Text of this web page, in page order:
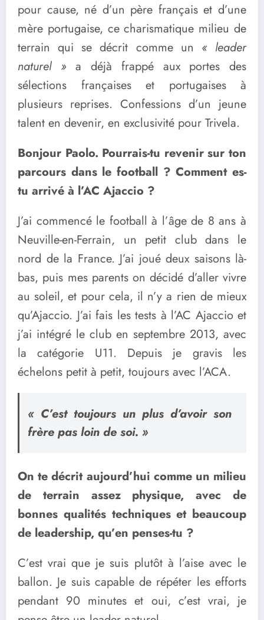
pour cause, né d’un père français et d’une
mère portugaise, ce charismatique milieu de
terrain qui se décrit comme un « leader
naturel »a déjà frappé aux portes des
sélections françaises et portugaises à
plusieurs reprises. Confessions d’un jeune
talent en devenir, en exclusivité pour Trivela.
Bonjour Paolo. Pourrais-tu revenir sur ton
parcours dans le football ? Comment es-
tu arrivé à l’AC Ajaccio ?
J’ai commencé le football à l’âge de 8 ans à
Neuville-en-Ferrain, un petit club dans le
nord de la France. J’ai joué deux saisons là-
bas, puis mes parents on décidé d’aller vivre
au soleil, et pour cela, il n’y a rien de mieux
qu’Ajaccio. J’ai fais les tests à l’AC Ajaccio et
j’ai intégré le club en septembre 2013, avec
la catégorie U11. Depuis je gravis les
échelons petit à petit, toujours avec l’ACA.
« C’est toujours un plus d’avoir son
frère pas loin de soi. »
On te décrit aujourd’hui comme un milieu
de terrain assez physique, avec de
bonnes qualités techniques et beaucoup
de leadership, qu’en penses-tu ?
C’est vrai que je suis plutôt à l’aise avec le
ballon. Je suis capable de répéter les efforts
pendant 90 minutes et oui, c’est vrai, je